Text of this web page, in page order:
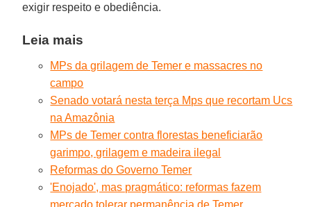
exigir respeito e obediência.
Leia mais
MPs da grilagem de Temer e massacres no
campo
Senado votará nesta terça Mps que recortam Ucs
na Amazônia
MPs de Temer contra florestas beneficiarão
garimpo, grilagem e madeira ilegal
Reformas do Governo Temer
'Enojado', mas pragmático: reformas fazem
mercado tolerar permanência de Temer